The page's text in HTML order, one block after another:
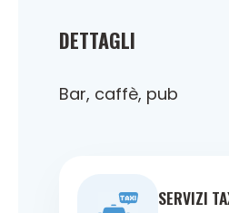
DETTAGLI
Bar, caffè, pub
SERVIZI